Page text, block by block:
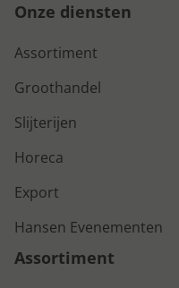
Onze diensten
Assortiment
Groothandel
Slijterijen
Horeca
Export
Hansen Evenementen
Assortiment